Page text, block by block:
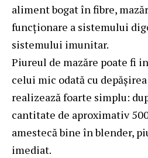
aliment bogat în fibre,
funcționare a sistemului
sistemului imunitar.
Piureul de mazăre poate fi
celui mic odată cu
realizează foarte simplu:
cantitate de aproximativ
amestecă bine în blender,
imediat.